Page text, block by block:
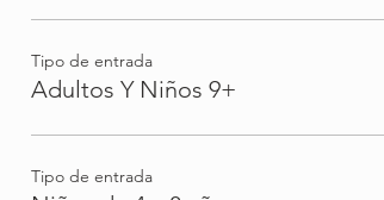
Tipo de entrada
Adultos Y Niños 9+
Tipo de entrada